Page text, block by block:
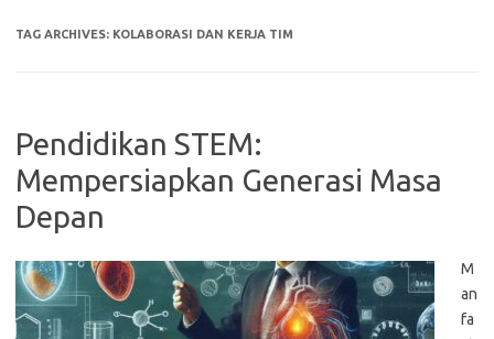
TAG ARCHIVES: KOLABORASI DAN KERJA TIM
Pendidikan STEM:
Mempersiapkan Generasi Masa
Depan
M
an
fa